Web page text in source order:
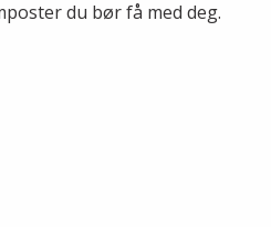
du bør få med deg.